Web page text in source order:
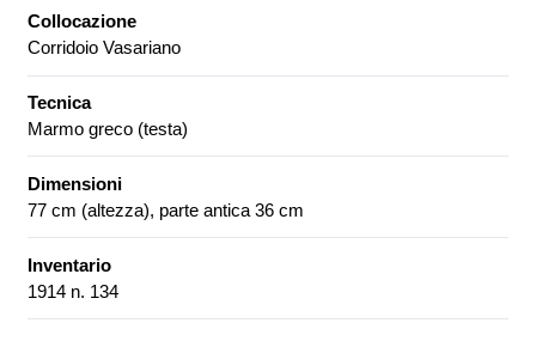
Collocazione
Corridoio Vasariano
Tecnica
Marmo greco (testa)
Dimensioni
77 cm (altezza), parte antica 36 cm
Inventario
1914 n. 134